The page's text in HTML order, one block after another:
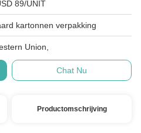
89/UNIT
kartonnen verpakking
Union,
Chat Nu
Productomschrijving